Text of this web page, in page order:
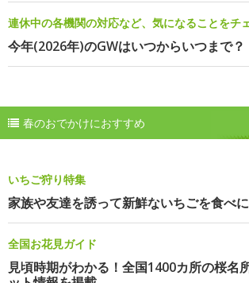
連休中の各機関の対応など、気になることをチ
今年(2026年)のGWはいつからいつまで？
春のおでかけにおすすめ
いちご狩り特集
家族や友達を誘って新鮮ないちごを食べ
全国お花見ガイド
見頃時期がわかる！全国1400カ所の桜名